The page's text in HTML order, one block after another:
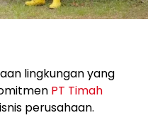
lingkungan yang
PT Timah
perusahaan.